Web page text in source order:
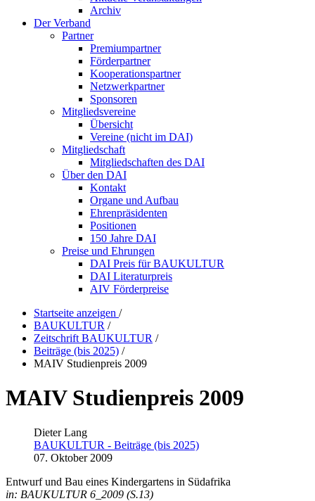
Archiv
Der Verband
Partner
Premiumpartner
Förderpartner
Kooperationspartner
Netzwerkpartner
Sponsoren
Mitgliedsvereine
Übersicht
Vereine (nicht im DAI)
Mitgliedschaft
Mitgliedschaften des DAI
Über den DAI
Kontakt
Organe und Aufbau
Ehrenpräsidenten
Positionen
150 Jahre DAI
Preise und Ehrungen
DAI Preis für BAUKULTUR
DAI Literaturpreis
AIV Förderpreise
Startseite anzeigen /
BAUKULTUR /
Zeitschrift BAUKULTUR /
Beiträge (bis 2025) /
MAIV Studienpreis 2009
MAIV Studienpreis 2009
Dieter Lang
BAUKULTUR - Beiträge (bis 2025)
07. Oktober 2009
Entwurf und Bau eines Kindergartens in Südafrika
in: BAUKULTUR 6_2009 (S.13)